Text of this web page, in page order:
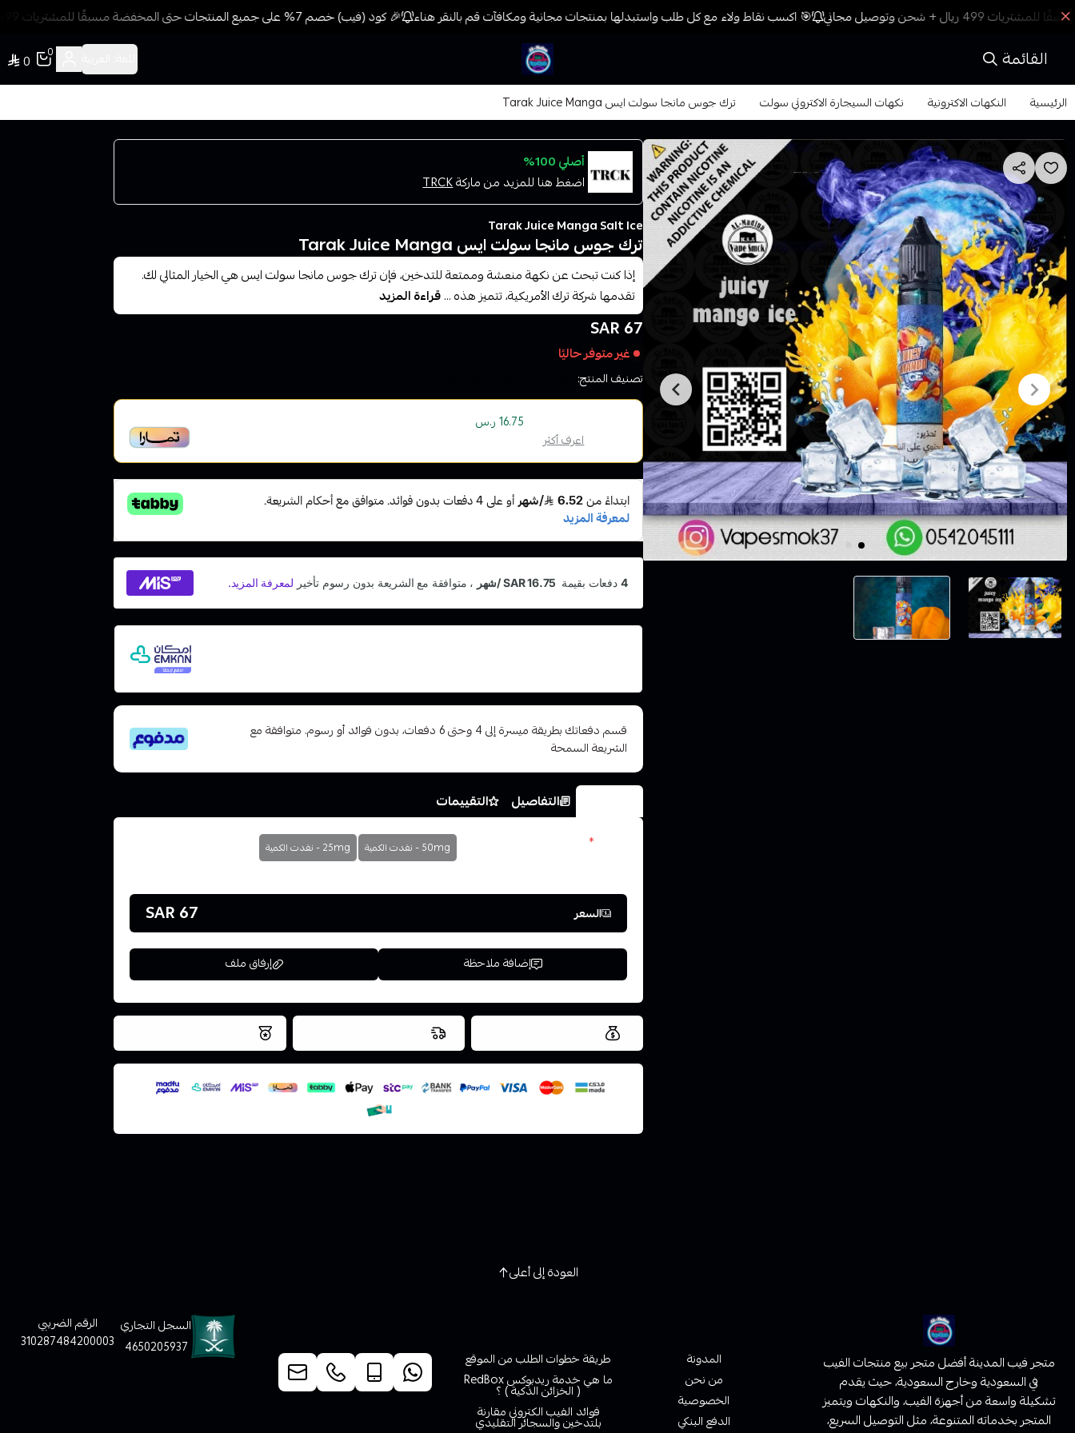
🎯 اكسب نقاط ولاء مع كل طلب واستبدلها بمنتجات مجانية ومكافآت قم بالنقر هناء 🎉 كود (فيب) خصم 7% على جميع المنتجات حتى المخفضة مسبقًا للمشتريات 499 ريال + شحن وتوصيل مجاني
القائمة فيب المدينة
0
0
الرئيسية النكهات الاكترونية نكهات السيجارة الاكتروني سولت ترك جوس مانجا سولت ايس Tarak Juice Manga
أصلي 100%
اضغط هنا للمزيد من ماركةTRCK
Tarak Juice Manga Salt Ice
ترك جوس مانجا سولت ايس Tarak Juice Manga
إذا كنت تبحث عن نكهة منعشة وممتعة للتدخين، فإن ترك جوس مانجا سولت ايس هي الخيار المثالي لك.
تقدمها شركة ترك الأمريكية، تتميز هذه ...قراءة المزيد
67 SAR
غير متوفر حاليًا
تصنيف المنتج:
16.75 ر.س على
الإسلاميةاعرف أكثر
قسم دفعاتك بطريقة ميسرة إلى 4 وحتى 6 دفعات، بدون فوائد أو رسوم. متوافقة مع
الشريعة السمحة
التفاصيل التقييمات
* 50mg - نفدت الكمية 25mg - نفدت الكمية
السعر 67 SAR
إضافة ملاحظة إرفاق ملف
اسحب و افلت الملف هنا
استعراض
العروض والشحن مجاني نتميز بلجودة والتخزين الامن
العودة إلى أعلى
متجر فيب المدينة أفضل متجر بيع منتجات الفيب
في السعودية وخارج السعودية، حيث يقدم
تشكيلة واسعة من أجهزة الفيب، والنكهات ويتميز
المتجر بخدماته المتنوعة، مثل التوصيل السريع،
المدونة
من نحن
الخصوصية
الدفع البنكي
طريقة خطوات الطلب من الموقع
ما هي خدمة ريدبوكس RedBox
( الخزائن الذكية ) ؟
فوائد الفيب الكتروني مقارنة
بلتدخين والسجائر التقليدي
السجل التجاري
4650205937
الرقم الضريبي
310287484200003